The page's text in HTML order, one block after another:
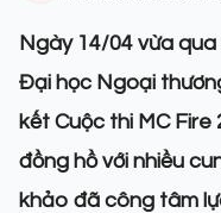
Ngày 14/04 vừa
Đại học Ngoại
kết Cuộc thi MC Fire
đồng hồ với nhiều
khảo đã công tâm